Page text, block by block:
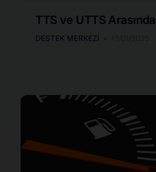
TTS ve UTTS
DESTEK MERKEZI